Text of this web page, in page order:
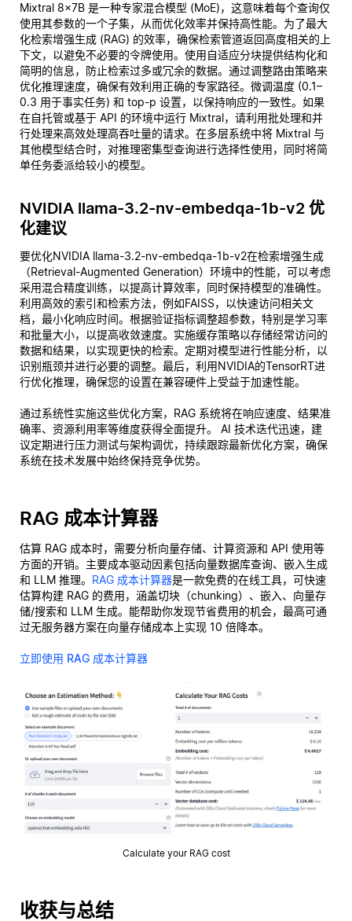
Mixtral 8x7B 是一种专家混合模型 (MoE)，这意味着每个查询仅
使用其参数的一个子集，从而优化效率并保持高性能。为了最大
化检索增强生成 (RAG) 的效率，确保检索管道返回高度相关的上
下文，以避免不必要的令牌使用。使用自适应分块提供结构化和
简明的信息，防止检索过多或冗余的数据。通过调整路由策略来
优化推理速度，确保有效利用正确的专家路径。微调温度 (0.1–
0.3 用于事实任务) 和 top-p 设置，以保持响应的一致性。如果
在自托管或基于 API 的环境中运行 Mixtral，请利用批处理和并
行处理来高效处理高吞吐量的请求。在多层系统中将 Mixtral 与
其他模型结合时，对推理密集型查询进行选择性使用，同时将简
单任务委派给较小的模型。
NVIDIA llama-3.2-nv-embedqa-1b-v2 优
化建议
要优化NVIDIA llama-3.2-nv-embedqa-1b-v2在检索增强生成
（Retrieval-Augmented Generation）环境中的性能，可以考虑
采用混合精度训练，以提高计算效率，同时保持模型的准确性。
利用高效的索引和检索方法，例如FAISS，以快速访问相关文
档，最小化响应时间。根据验证指标调整超参数，特别是学习率
和批量大小，以提高收敛速度。实施缓存策略以存储经常访问的
数据和结果，以实现更快的检索。定期对模型进行性能分析，以
识别瓶颈并进行必要的调整。最后，利用NVIDIA的TensorRT进
行优化推理，确保您的设置在兼容硬件上受益于加速性能。
通过系统性实施这些优化方案，RAG 系统将在响应速度、结果准
确率、资源利用率等维度获得全面提升。 AI 技术迭代迅速，建
议定期进行压力测试与架构调优，持续跟踪最新优化方案，确保
系统在技术发展中始终保持竞争优势。
RAG 成本计算器
估算 RAG 成本时，需要分析向量存储、计算资源和 API 使用等
方面的开销。主要成本驱动因素包括向量数据库查询、嵌入生成
和 LLM 推理。 RAG 成本计算器是一款免费的在线工具，可快速
估算构建 RAG 的费用，涵盖切块（chunking）、嵌入、向量存
储/搜索和 LLM 生成。能帮助你发现节省费用的机会，最高可通
过无服务器方案在向量存储成本上实现 10 倍降本。
立即使用 RAG 成本计算器
Calculate your RAG cost
收获与总结